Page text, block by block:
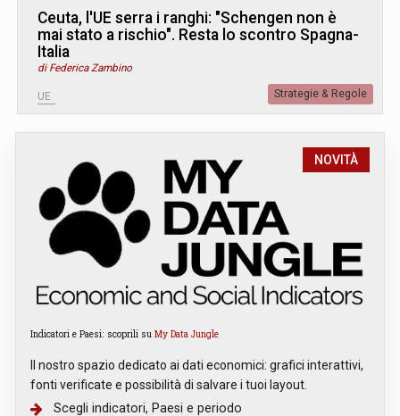
Ceuta, l'UE serra i ranghi: "Schengen non è
mai stato a rischio". Resta lo scontro Spagna-
Italia
di Federica Zambino
UE Strategie & Regole
NOVITÀ
Indicatori e Paesi: scoprili su My Data Jungle
Il nostro spazio dedicato ai dati economici: grafici interattivi,
fonti verificate e possibilità di salvare i tuoi layout.
Scegli indicatori, Paesi e periodo